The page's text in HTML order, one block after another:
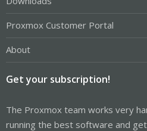
Proxmox Customer Portal
About
Get your subscription!
The Proxmox team works very
running the best software and